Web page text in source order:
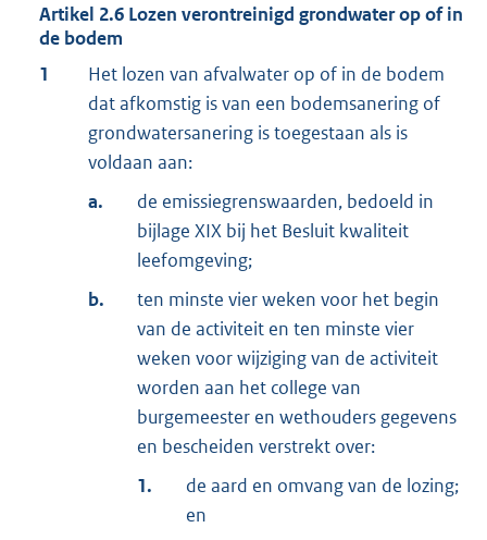
Artikel 2.6 Lozen verontreinigd grondwater op of in
de bodem
1
Het lozen van afvalwater op of in de bodem
dat afkomstig is van een bodemsanering of
grondwatersanering is toegestaan als is
voldaan aan:
a.
de emissiegrenswaarden, bedoeld in
bijlage XIX bij het Besluit kwaliteit
leefomgeving;
b.
ten minste vier weken voor het begin
van de activiteit en ten minste vier
weken voor wijziging van de activiteit
worden aan het college van
burgemeester en wethouders gegevens
en bescheiden verstrekt over:
1.
de aard en omvang van de lozing;
en